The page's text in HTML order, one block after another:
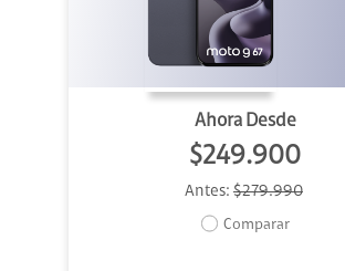
Ahora Desde
$249.900
Antes: $279.990
Comparar